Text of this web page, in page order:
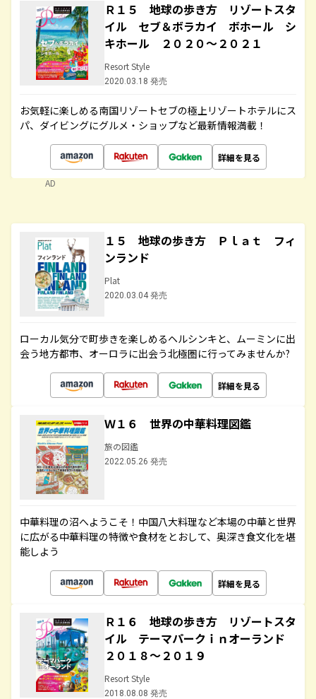
Ｒ１５ 地球の歩き方 リゾートスタ
イル セブ＆ボラカイ ボホール シ
キホール ２０２０～２０２１
Resort Style
2020.03.18 発売
お気軽に楽しめる南国リゾートセブの極上リゾートホテルにス
パ、ダイビングにグルメ・ショップなど最新情報満載！
詳細を見る
AD
１５ 地球の歩き方 Ｐｌａｔ フィ
ンランド
Plat
2020.03.04 発売
ローカル気分で町歩きを楽しめるヘルシンキと、ムーミンに出
会う地方都市、オーロラに出会う北極圏に行ってみませんか?
詳細を見る
Ｗ１６ 世界の中華料理図鑑
旅の図鑑
2022.05.26 発売
中華料理の沼へようこそ！中国八大料理など本場の中華と世界
に広がる中華料理の特徴や食材をとおして、奥深き食文化を堪
能しよう
詳細を見る
Ｒ１６ 地球の歩き方 リゾートスタ
イル テーマパークｉｎオーランド
２０１８～２０１９
Resort Style
2018.08.08 発売